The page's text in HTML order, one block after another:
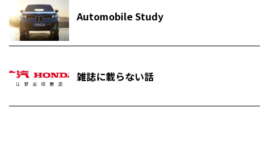
Automobile Study
雑誌に載らない話